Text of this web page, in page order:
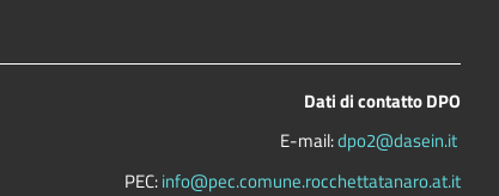
Dati di contatto DPO
E-mail:dpo2@dasein.it
PEC:info@pec.comune.rocchettatanaro.at.it